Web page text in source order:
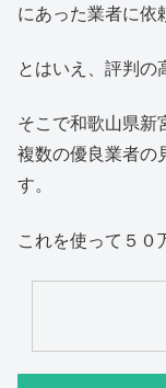
にあった業者に依
とはいえ、評判の
そこで和歌山県新
複数の優良業者の
す。
これを使って５０